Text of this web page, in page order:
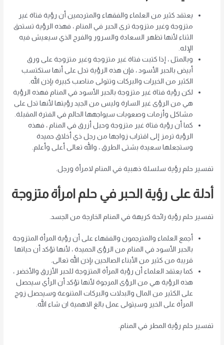
يعتقد كثير من العلماء والفقهاء والمترجمين أن رؤية فتاة غير
متزوجة وغير متزوجة ترى الحبر في المنام ، فهذه الرؤية تستحق
الثناء لأنها تظهر السعادة والسرور والفرح الذي سيعيش فيه
الإله.
وبالمثل ، إذا كتبت فتاة غير متزوجة وغير متزوجة على ورق
أبيض بالحبر الأسود ، فإن هذه الرؤية تدل على أنها ستكتسب
الكثير من الخيرات والبركات وتتولى مناصب كبيرة بإذن الله.
لكن رؤية فتاة غير متزوجة بالحبر الأسود في المنام فهذه الرؤية
هي من الرؤى غير السارة وليس من الجيد رؤيتها لأنها تدل على
مشاكل وأزمات وصعوبات سيواجهها الحالم في الفترة المقبلة.
كما أن رؤية فتاة غير متزوجة وحبل أزرق في المنام ، فهذه
الرؤية ترمز إلى اقتراب زواجها من رجل ذي أخلاق حميدة
وستجعلها سعيدة بشتى الطرق ، والله تعالى أعلى وأعلم.
تفسير حلم رؤية سلسلة ذهبية في المنام لامرأة ورجل.
أدلة على رؤية الحبر في حلم امرأة متزوجة
تفسير حلم رؤية رائحة كريهة في المنام الخارجة من الجسد.
أجمع العلماء والمترجمون والفقهاء على أن رؤية المرأة المتزوجة
بالحبر الأسود في المنام من الرؤى الحميدة ، لأنها تؤكد أن حياتها
قريبة من كثير من الأبناء الصالحين بإذن الله تعالى.
كما يعتقد العلماء أن رؤية المرأة المتزوجة للحبر الأزرق والأخضر ،
هذه الرؤية هي من الرؤى المرجوة لأنها تؤكد أن الرأي سيحصل
على الكثير من المال والبدلات والبركات المتنوعة وسيحصل زوج
المرأة على الخير وسيتولى عمل بالغ الاهمية ان شاء الله.
تفسير حلم رؤية المطر في المنام.